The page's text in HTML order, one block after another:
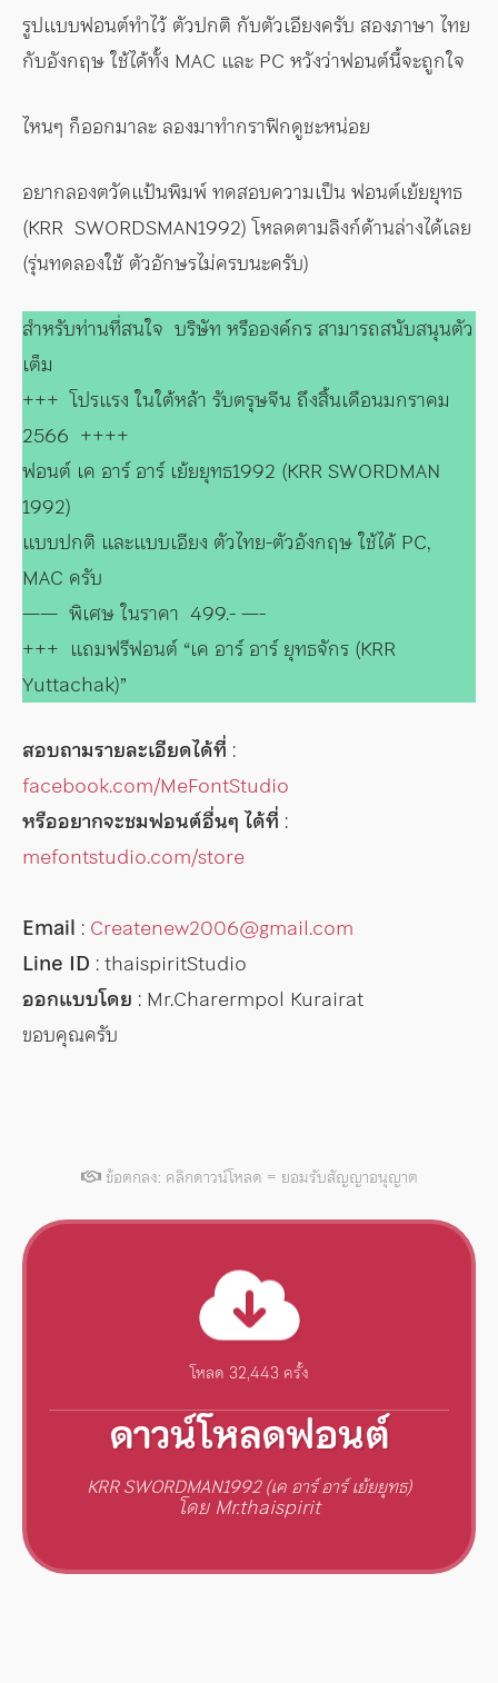
รูปแบบฟอนต์ทำไว้ ตัวปกติ กับตัวเอียงครับ สองภาษา ไทย
กับอังกฤษ ใช้ได้ทั้ง MAC และ PC หวังว่าฟอนต์นี้จะถูกใจ
ไหนๆ ก็ออกมาละ ลองมาทำกราฟิกดูชะหน่อย
อยากลองตวัดแป้นพิมพ์ ทดสอบความเป็น ฟอนต์เย้ยยุทธ
(KRR SWORDSMAN1992) โหลดตามลิงก์ด้านล่างได้เลย
(รุ่นทดลองใช้ ตัวอักษรไม่ครบนะครับ)
สำหรับท่านที่สนใจ บริษัท หรือองค์กร สามารถสนับสนุนตัว
เต็ม
+++ โปรแรง ในใต้หล้า รับตรุษจีน ถึงสิ้นเดือนมกราคม
2566 ++++
ฟอนต์ เค อาร์ อาร์ เย้ยยุทธ1992 (KRR SWORDMAN
1992)
แบบปกติ และแบบเอียง ตัวไทย-ตัวอังกฤษ ใช้ได้ PC,
MAC ครับ
—— พิเศษ ในราคา 499.- —-
+++ แถมฟรีฟอนต์ “เค อาร์ อาร์ ยุทธจักร (KRR
Yuttachak)”
สอบถามรายละเอียดได้ที่ :
facebook.com/MeFontStudio
หรืออยากจะชมฟอนต์อื่นๆ ได้ที่ :
mefontstudio.com/store
Email : Createnew2006@gmail.com
Line ID : thaispiritStudio
ออกแบบโดย : Mr.Charermpol Kurairat
ขอบคุณครับ
ข้อตกลง: คลิกดาวน์โหลด = ยอมรับสัญญาอนุญาต
โหลด 32,443 ครั้ง
ดาวน์โหลดฟอนต์
KRR SWORDMAN1992 (เค อาร์ อาร์ เย้ยยุทธ)
โดย Mr.thaispirit